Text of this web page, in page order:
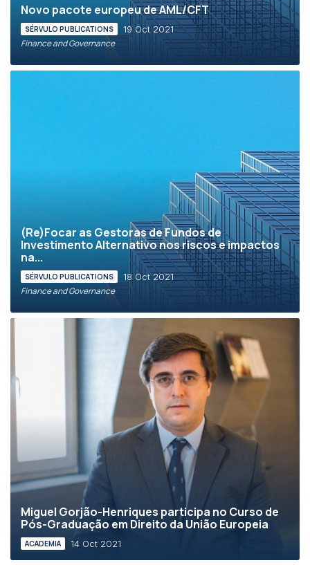
Novo pacote europeu de AML/CFT
SÉRVULO PUBLICATIONS 19 Oct 2021
Finance and Governance
(Re)Focar as Gestoras de Fundos de
Investimento Alternativo nos riscos e impactos
na...
SÉRVULO PUBLICATIONS 18 Oct 2021
Finance and Governance
Miguel Gorjão-Henriques participa no Curso de
Pós-Graduação em Direito da União Europeia
ACADEMIA 14 Oct 2021